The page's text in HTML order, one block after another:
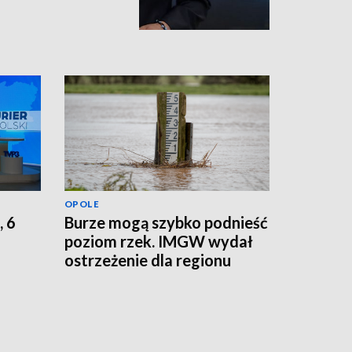
6
OPOLE
Burze mogą szybko podnieść
poziom rzek. IMGW wydał
ostrzeżenie dla regionu